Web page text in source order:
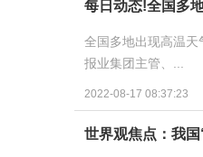
每日动态!全国多
全国多地出现高温
报业集团主管、...
2022-08-17 08:37:23
世界观焦点：我